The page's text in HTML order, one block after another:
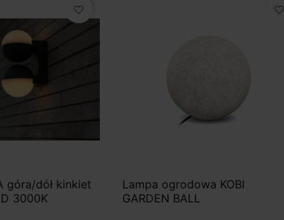
favorite_border
góra/dół kinkiet
3000K
favorite_border
Lampa ogrodowa KOBI
GARDEN BALL